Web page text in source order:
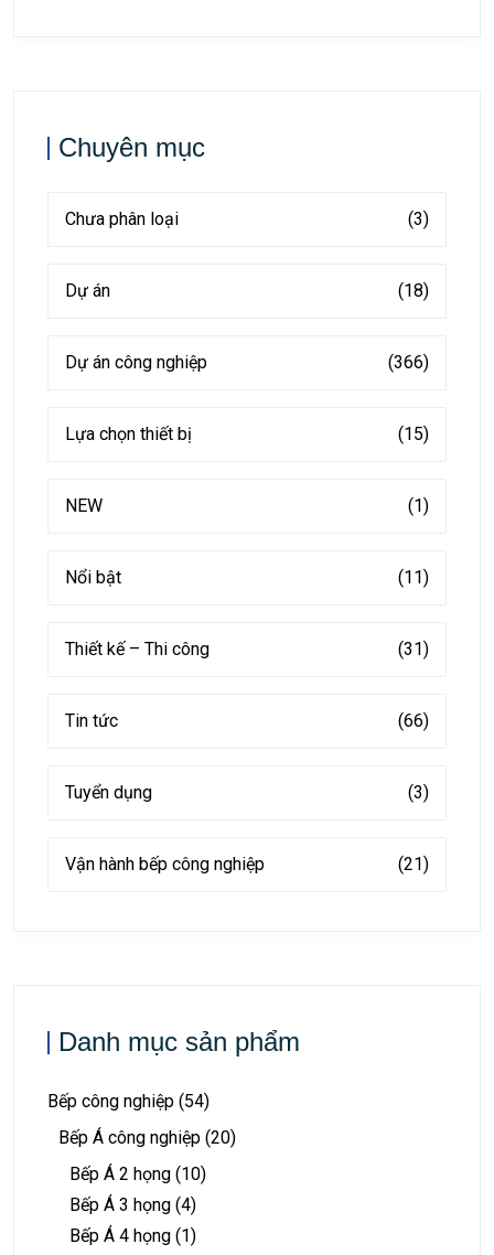
Chuyên mục
Chưa phân loại (3)
Dự án (18)
Dự án công nghiệp (366)
Lựa chọn thiết bị (15)
NEW (1)
Nổi bật (11)
Thiết kế – Thi công (31)
Tin tức (66)
Tuyển dụng (3)
Vận hành bếp công nghiệp (21)
Danh mục sản phẩm
Bếp công nghiệp (54)
Bếp Á công nghiệp (20)
Bếp Á 2 họng (10)
Bếp Á 3 họng (4)
Bếp Á 4 họng (1)